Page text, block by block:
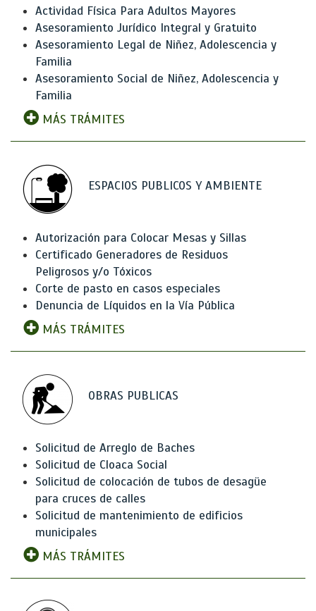
Actividad Física Para Adultos Mayores
Asesoramiento Jurídico Integral y Gratuito
Asesoramiento Legal de Niñez, Adolescencia y
Familia
Asesoramiento Social de Niñez, Adolescencia y
Familia
MÁS TRÁMITES
ESPACIOS PUBLICOS Y AMBIENTE
Autorización para Colocar Mesas y Sillas
Certificado Generadores de Residuos
Peligrosos y/o Tóxicos
Corte de pasto en casos especiales
Denuncia de Líquidos en la Vía Pública
MÁS TRÁMITES
OBRAS PUBLICAS
Solicitud de Arreglo de Baches
Solicitud de Cloaca Social
Solicitud de colocación de tubos de desagüe
para cruces de calles
Solicitud de mantenimiento de edificios
municipales
MÁS TRÁMITES